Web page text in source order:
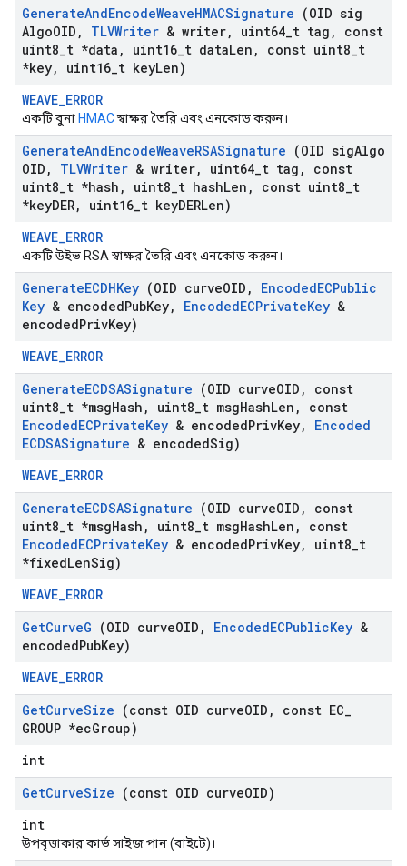
GenerateAndEncodeWeaveHMACSignature (OID sig
AlgoOID , TLVWriter & writer, uint64 t tag ,
const
uint8 t *data , uint16 t dataLen , const uint8 t
*key, uint16 t keyLen)
WEAVE_ERROR
একটি বুনা HMACস্বাক্ষর তৈরি এবং এনকোড করুন।
GenerateAndEncodeWeaveRSASignature (OID sigAlgo
OID , TLVWriter & writer, uint64 t tag ,
const
uint8 t *hash , uint8 t hashLen , const uint8 t
*keyDER, uint16 t keyDERLen)
WEAVE_ERROR
একটি উইভ RSA স্বাক্ষর তৈরি এবং এনকোড করুন।
GenerateECDHKey (OID curveOID , EncodedECPublic
Key & encodedPubKey, EncodedECPrivateKey &
encodedPrivKey)
WEAVE_ERROR
GenerateECDSASignature (OID curveOID ,
const
uint8 t *msgHash , uint8 t msgHashLen ,
const
EncodedECPrivateKey & encodedPrivKey,
Encoded
ECDSASignature & encodedSig)
WEAVE_ERROR
GenerateECDSASignature (OID curveOID ,
const
uint8 t *msgHash , uint8 t msgHashLen ,
const
EncodedECPrivateKey & encodedPrivKey, uint8 t
*fixedLenSig)
WEAVE_ERROR
GetCurveG (OID curveOID , EncodedECPublicKey &
encodedPubKey)
WEAVE_ERROR
GetCurveSize (const OID curveOID , const EC
GROUP *ecGroup)
int
GetCurveSize (const OID curveOID)
int
উপবৃত্তাকার কার্ভ সাইজ পান (বাইটে)।